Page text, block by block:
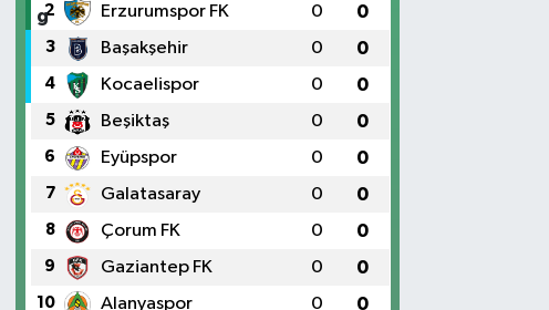
2 Erzurumspor FK 0 0
3 Başakşehir 0 0
4 Kocaelispor 0 0
5 Beşiktaş 0 0
6 Eyüpspor 0 0
7 Galatasaray 0 0
8 Çorum FK 0 0
9 Gaziantep FK 0 0
10 Alanyaspor 0 0